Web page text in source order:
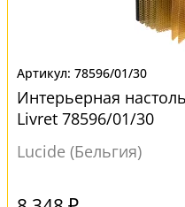
78596/01/30
Интерьерная
Livret 78596/01/30
Lucide (Бельгия)